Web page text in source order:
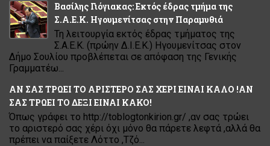
Βασίλης Γιόγιακας: Εκτός έδρας τμήμα της
Σ.Α.Ε.Κ. Ηγουμενίτσας στην Παραμυθιά
Τη λειτουργία εκτός έδρας τμήματος της
Σ.Α.Ε.Κ. (πρώην Δ.Ι.Ε.Κ.) Ηγουμενίτσας στον
Δήμο Σουλίου προβλέπεται σε απόφαση της Γενικής
Γραμματέω...
ΑΝ ΣΑΣ ΤΡΩΕΙ ΤΟ ΑΡΙΣΤΕΡΟ ΣΑΣ ΧΕΡΙ ΕΙΝΑΙ ΚΑΛΟ !ΑΝ
ΣΑΣ ΤΡΩΕΙ ΤΟ ΔΕΞΙ ΕΙΝΑΙ ΚΑΚΟ!
Όπως γράφει το http://toblogtonkirion.gr/ ,αν σας τρώει
το αριστερό σας χέρι όχι μόνο θα πάρετε λεφτά ,αλλά θα
πρέπει να παίξετε Λόττο ,Τζό...